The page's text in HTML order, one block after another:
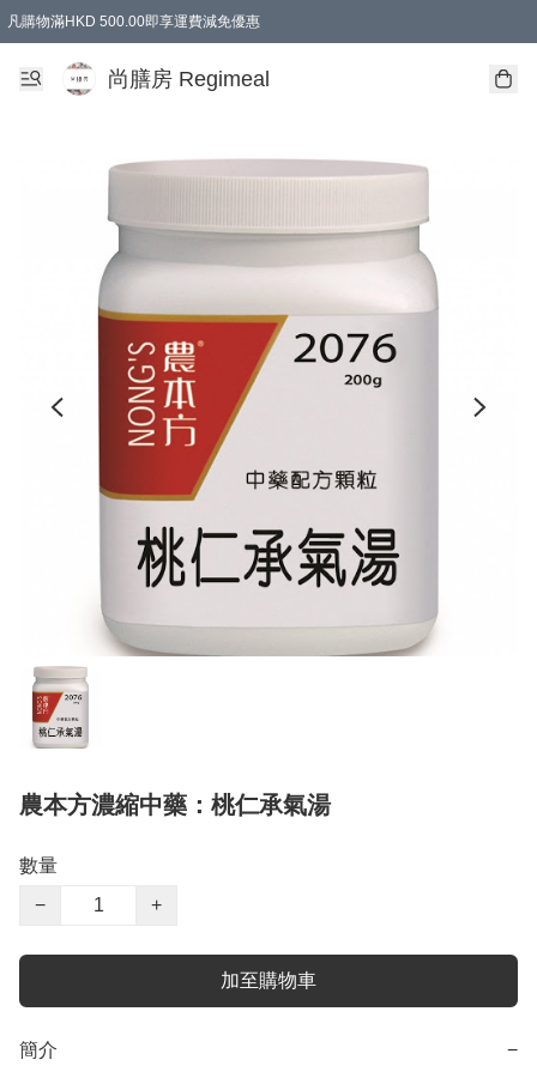
凡購物滿HKD 500.00即享運費減免優惠
尚膳房 Regimeal
農本方濃縮中藥：桃仁承氣湯
數量
−
+
加至購物車
簡介 −